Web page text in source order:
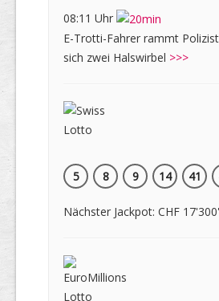
08:11 Uhr
E-Trotti-Fahrer rammt
sich zwei Halswirbel >>>
5
8 9 14 41
Nächster Jackpot: CHF